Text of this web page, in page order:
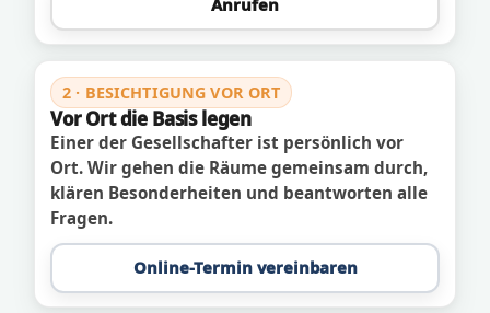
Anrufen
2 · BESICHTIGUNG VOR ORT
Vor Ort die Basis legen
Einer der Gesellschafter ist persönlich vor
Ort. Wir gehen die Räume gemeinsam durch,
klären Besonderheiten und beantworten alle
Fragen.
Online-Termin vereinbaren